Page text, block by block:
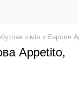
хімія з Європи
Аppetito,